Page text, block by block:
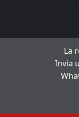
La
Invia